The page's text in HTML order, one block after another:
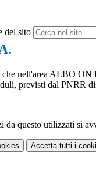
del sito
che nell'area ALBO
previsti dal PNRR
da questo utilizzati si
Accetta tutti i